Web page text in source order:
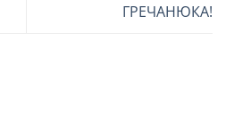
ГРЕЧАНЮКА!